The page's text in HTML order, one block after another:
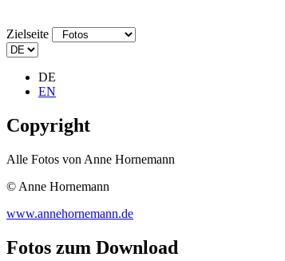
Zielseite
DE
EN
Copyright
Alle Fotos von Anne Hornemann
© Anne Hornemann
www.annehornemann.de
Fotos zum Download